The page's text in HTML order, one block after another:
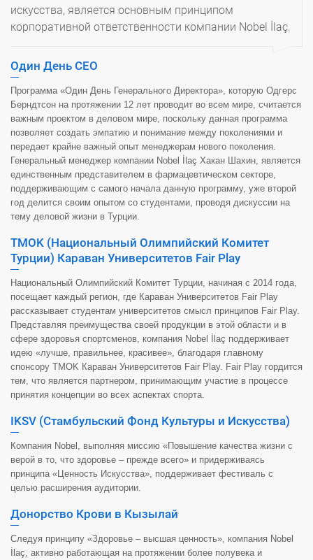
искусства, является основным принципом
корпоративной ответственности компании Nobel İlaç.
Один День CEO
Программа «Один День Генерального Директора», которую Одгерс
Берндтсон на протяжении 12 лет проводит во всем мире, считается
важным проектом в деловом мире, поскольку данная программа
позволяет создать эмпатию и понимание между поколениями и
передает крайне важный опыт менеджерам нового поколения.
Генеральный менеджер компании Nobel İlaç Хакан Шахин, является
единственным представителем в фармацевтическом секторе,
поддерживающим с самого начала данную программу, уже второй
год делится своим опытом со студентами, проводя дискуссии на
тему деловой жизни в Турции.
TMOK (Национальный Олимпийский Комитет
Турции) Караван Университетов Fair Play
Национальный Олимпийский Комитет Турции, начиная с 2014 года,
посещает каждый регион, где Караван Университетов Fair Play
рассказывает студентам университетов смысл принципов Fair Play.
Представляя преимущества своей продукции в этой области и в
сфере здоровья спортсменов, компания Nobel İlaç поддерживает
идею «лучше, правильнее, красивее», благодаря главному
спонсору TMOK Караван Университетов Fair Play. Fair Play гордится
тем, что является партнером, принимающим участие в процессе
принятия концепции во всех аспектах спорта.
IKSV (Стамбульский Фонд Культуры и Искусства)
Компания Nobel, выполняя миссию «Повышение качества жизни с
верой в то, что здоровье – прежде всего» и придерживаясь
принципа «Ценность Искусства», поддерживает фестиваль с
целью расширения аудитории.
Донорство Крови в Кызылай
Следуя принципу «Здоровье – высшая ценность», компания Nobel
İlaç, активно работающая на протяжении более полувека и